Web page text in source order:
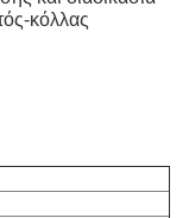
κόλλας